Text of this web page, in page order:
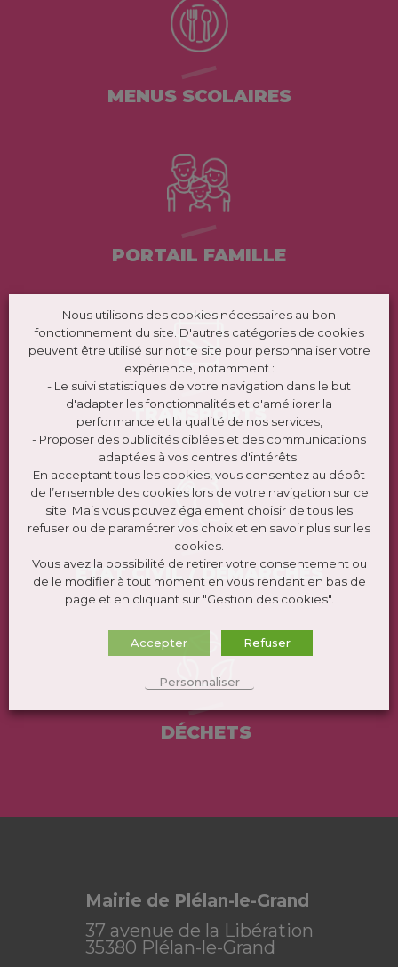
MENUS SCOLAIRES
PORTAIL FAMILLE
TRANSPORTS
ÉTAT CIVIL / DEMARCHES
DÉCHETS
Mairie de Plélan-le-Grand
37 avenue de la Libération
35380 Plélan-le-Grand
Nous utilisons des cookies nécessaires au bon
fonctionnement du site. D'autres catégories de cookies
peuvent être utilisé sur notre site pour personnaliser votre
expérience, notamment :
- Le suivi statistiques de votre navigation dans le but
d'adapter les fonctionnalités et d'améliorer la
performance et la qualité de nos services,
- Proposer des publicités ciblées et des communications
adaptées à vos centres d'intérêts.
En acceptant tous les cookies, vous consentez au dépôt
de l’ensemble des cookies lors de votre navigation sur ce
site. Mais vous pouvez également choisir de tous les
refuser ou de paramétrer vos choix et en savoir plus sur les
cookies.
Vous avez la possibilité de retirer votre consentement ou
de le modifier à tout moment en vous rendant en bas de
page et en cliquant sur "Gestion des cookies".
Accepter Refuser
Personnaliser